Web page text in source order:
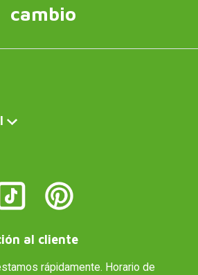
cambio
al cliente
rápidamente. Horario de